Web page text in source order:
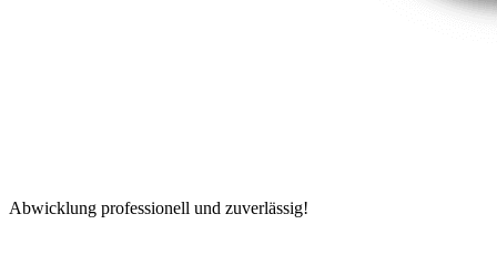
Abwicklung professionell und zuverlässig!